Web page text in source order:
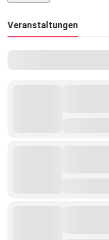
Veranstaltungen